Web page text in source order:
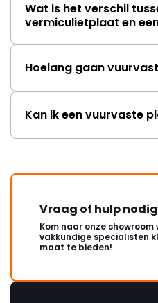
Wat is het verschil
vermiculietplaat en
Hoelang gaan
Kan ik een vuurvaste
Vraag of hulp
Kom naar onze
vakkundige specialisten
maat te bieden!